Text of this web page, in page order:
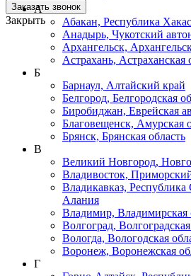
Заказать звонок
Закрыть
А
Абакан, Республика
Анадырь, Чукотский
Архангельск,
Астрахань, Астраханская
Б
Барнаул, Алтайский край
Белгород, Белгородская
Биробиджан, Еврейская
Благовещенск, Амурская
Брянск, Брянская область
В
Великий Новгород,
Владивосток,
Владикавказ, Республика
Алания
Владимир, Владимирская
Волгоград,
Вологда, Вологодская
Воронеж, Воронежская
Г